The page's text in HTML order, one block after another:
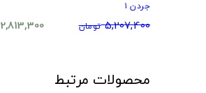
جردن ۱
5,207,400 تومان 2,813,300
محصولات مرتبط